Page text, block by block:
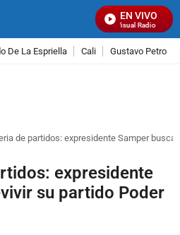
EN VIVO
Señal Visual Radio
De La Espriella Cali Gustavo Petro
de partidos: expresidente Samper busca
expresidente
su partido Poder